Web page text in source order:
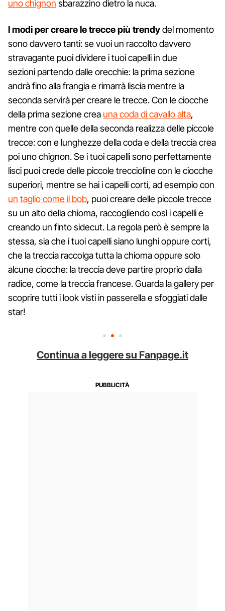
uno chignon sbarazzino dietro la nuca.
I modi per creare le trecce più trendydel momento
sono davvero tanti: se vuoi un raccolto davvero
stravagante puoi dividere i tuoi capelli in due
sezioni partendo dalle orecchie: la prima sezione
andrà fino alla frangia e rimarrà liscia mentre la
seconda servirà per creare le trecce. Con le ciocche
della prima sezione crea una coda di cavallo alta,
mentre con quelle della seconda realizza delle piccole
trecce: con e lunghezze della coda e della treccia crea
poi uno chignon. Se i tuoi capelli sono perfettamente
lisci puoi crede delle piccole treccioline con le ciocche
superiori, mentre se hai i capelli corti, ad esempio con
un taglio come il bob, puoi creare delle piccole trecce
su un alto della chioma, raccogliendo così i capelli e
creando un finto sidecut. La regola però è sempre la
stessa, sia che i tuoi capelli siano lunghi oppure corti,
che la treccia raccolga tutta la chioma oppure solo
alcune ciocche: la treccia deve partire proprio dalla
radice, come la treccia francese. Guarda la gallery per
scoprire tutti i look visti in passerella e sfoggiati dalle
star!
Continua a leggere su Fanpage.it